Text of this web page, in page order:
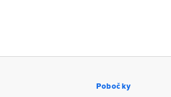
Pobočky